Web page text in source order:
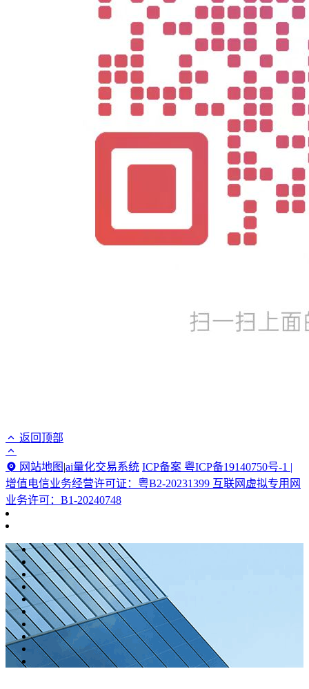
返回顶部
网站地图 |ai量化交易系统 ICP备案 粤ICP备19140750号-1 |
增值电信业务经营许可证：粤B2-20231399 互联网虚拟专用网
业务许可：B1-20240748